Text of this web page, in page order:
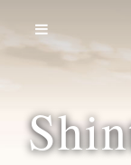
Home
Archives